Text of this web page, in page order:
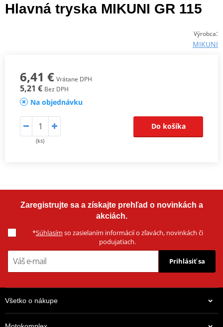
Hlavná tryska MIKUNI GR 115
Výrobca:
MIKUNI
6,41 € Vrátane DPH
5,21 € Bez DPH
Na objednávku
(ks)
Do košíka
Zaregistrujte sa a získajte prehľad o novinkách a
akciách.
*Súhlasím so zasielaním informácií o zľavách, novinkách či
podujatiach.
Prihlásiť sa
Všetko o nákupe